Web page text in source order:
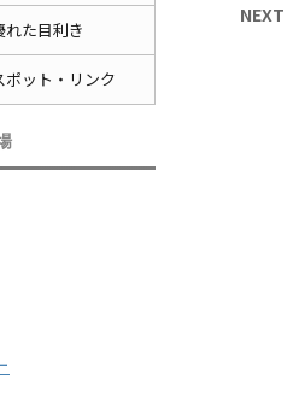
NEXT
た目利き
ット・リンク